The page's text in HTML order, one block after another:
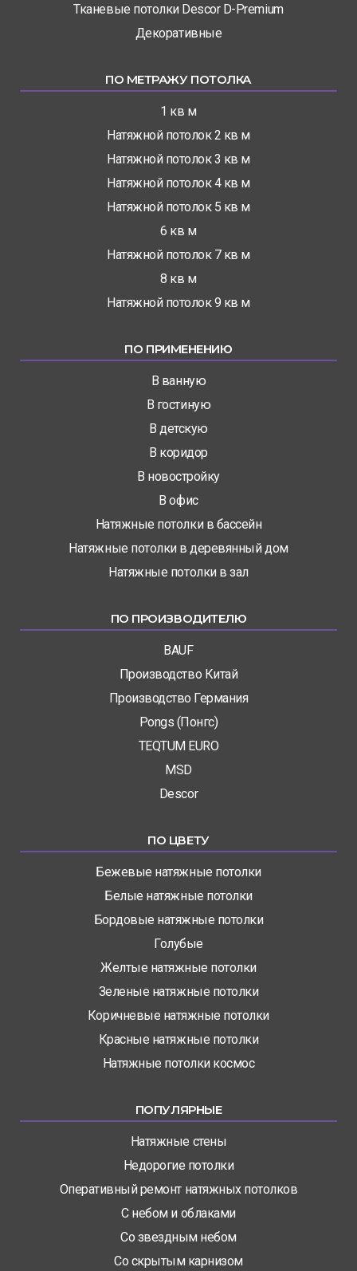
Тканевые потолки Descor D-Premium
Декоративные
ПО МЕТРАЖУ ПОТОЛКА
1 кв м
Натяжной потолок 2 кв м
Натяжной потолок 3 кв м
Натяжной потолок 4 кв м
Натяжной потолок 5 кв м
6 кв м
Натяжной потолок 7 кв м
8 кв м
Натяжной потолок 9 кв м
ПО ПРИМЕНЕНИЮ
В ванную
В гостиную
В детскую
В коридор
В новостройку
В офис
Натяжные потолки в бассейн
Натяжные потолки в деревянный дом
Натяжные потолки в зал
ПО ПРОИЗВОДИТЕЛЮ
BAUF
Производство Китай
Производство Германия
Pongs (Понгс)
TEQTUM EURO
MSD
Descor
ПО ЦВЕТУ
Бежевые натяжные потолки
Белые натяжные потолки
Бордовые натяжные потолки
Голубые
Желтые натяжные потолки
Зеленые натяжные потолки
Коричневые натяжные потолки
Красные натяжные потолки
Натяжные потолки космос
ПОПУЛЯРНЫЕ
Натяжные стены
Недорогие потолки
Оперативный ремонт натяжных потолков
С небом и облаками
Со звездным небом
Со скрытым карнизом